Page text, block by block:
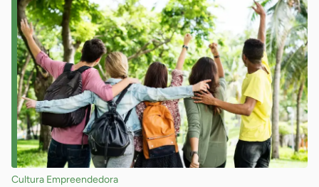
Cultura Empreendedora